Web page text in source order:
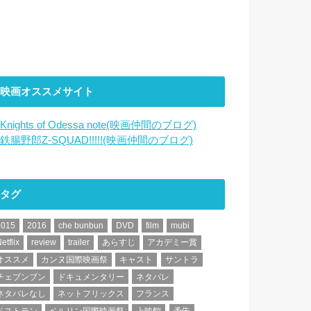
映画オススメサイト
Knights of Odessa note(映画仲間のブログ)
鉄腸野郎Z-SQUAD!!!!!(映画仲間のブログ)
タグ
2016 che bunbun DVD film
mubi
review trailer あらすじ
アカデミー賞
ススメ
カンヌ国際映画祭 キャスト
サントラ
ェブンブン
ドキュメンタリー
ネタバレ
タバレなし
ネットフリックス
フランス